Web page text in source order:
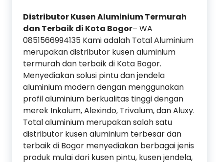
Distributor Kusen Aluminium Termurah
dan Terbaik di Kota Bogor– WA
0851566994135 Kami adalah Total Aluminium
merupakan distributor kusen aluminium
termurah dan terbaik di Kota Bogor.
Menyediakan solusi pintu dan jendela
aluminium modern dengan menggunakan
profil aluminium berkualitas tinggi dengan
merek Inkalum, Alexindo, Trivalum, dan Aluxy.
Total aluminium merupakan salah satu
distributor kusen aluminium terbesar dan
terbaik di Bogor menyediakan berbagai jenis
produk mulai dari kusen pintu, kusen jendela,